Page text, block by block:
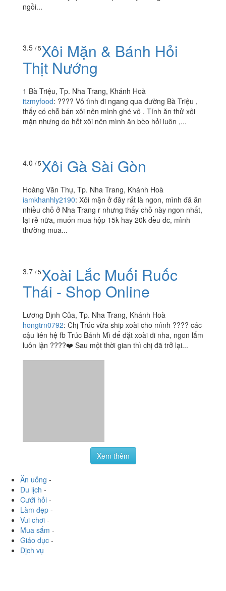
50 Lạc Long Quân, Tp. Nha Trang, Khánh Hoà
ngồi...
3.5/ 5Xôi Mặn & Bánh Hỏi
Thịt Nướng
mặn nhưng do hết xôi nên mình ăn bèo hỏi luôn ,...
4.0/ 5 Xôi Gà Sài Gòn
Hoàng Văn Thụ, Tp. Nha Trang, Khánh Hoà
lại rẻ nữa, muốn mua hộp 15k hay 20k đều đc, mình
thường mua...
3.7/ 5Xoài Lắc Muối Ruốc
Thái - Shop Online
Lương Định Của, Tp. Nha Trang, Khánh Hoà
Làm đẹp -
Vui chơi-
Mua sắm-
Giáo dục -
Dịch vụ